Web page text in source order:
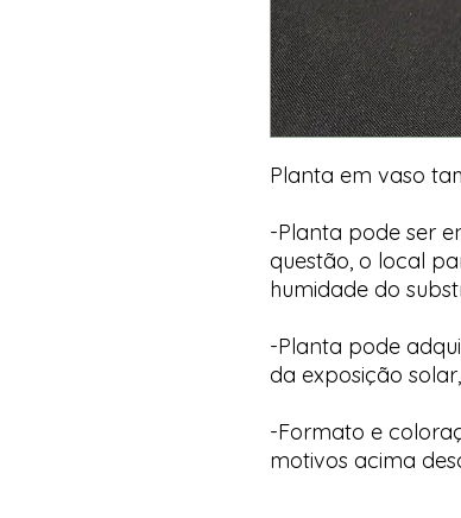
Planta em vaso
-Planta pode ser
questão, o local
humidade do
-Planta pode
da exposição
-Formato e
motivos acima